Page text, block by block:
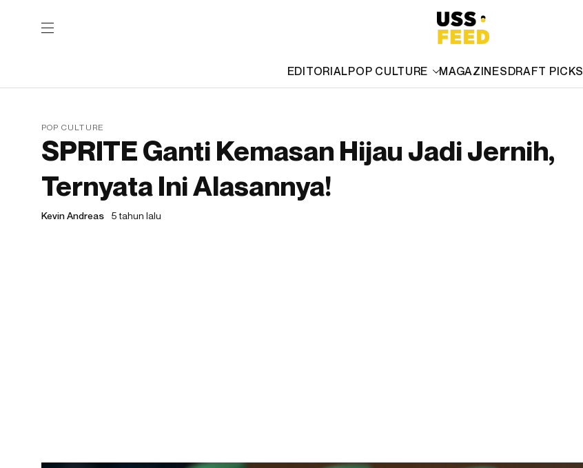
EDITORIALPOP CULTURE MAGAZINESDRAFT PICKS
POP CULTURE
SPRITE Ganti Kemasan Hijau Jadi Jernih,
Ternyata Ini Alasannya!
Kevin Andreas 5 tahun lalu